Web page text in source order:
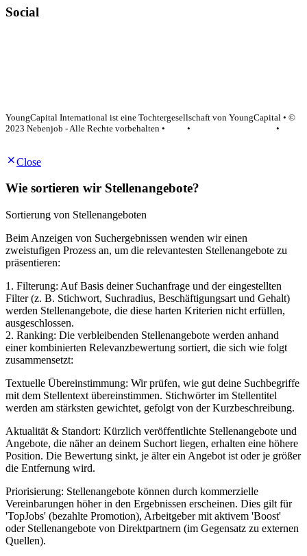
Social
YoungCapital International ist eine Tochtergesellschaft von YoungCapital • ©
2023 Nebenjob - Alle Rechte vorbehalten •
•
•
Close
Wie sortieren wir Stellenangebote?
Sortierung von Stellenangeboten
Beim Anzeigen von Suchergebnissen wenden wir einen
zweistufigen Prozess an, um die relevantesten Stellenangebote zu
präsentieren:
1. Filterung: Auf Basis deiner Suchanfrage und der eingestellten
Filter (z. B. Stichwort, Suchradius, Beschäftigungsart und Gehalt)
werden Stellenangebote, die diese harten Kriterien nicht erfüllen,
ausgeschlossen.
2. Ranking: Die verbleibenden Stellenangebote werden anhand
einer kombinierten Relevanzbewertung sortiert, die sich wie folgt
zusammensetzt:
Textuelle Übereinstimmung: Wir prüfen, wie gut deine Suchbegriffe
mit dem Stellentext übereinstimmen. Stichwörter im Stellentitel
werden am stärksten gewichtet, gefolgt von der Kurzbeschreibung.
Aktualität & Standort: Kürzlich veröffentlichte Stellenangebote und
Angebote, die näher an deinem Suchort liegen, erhalten eine höhere
Position. Die Bewertung sinkt, je älter ein Angebot ist oder je größer
die Entfernung wird.
Priorisierung: Stellenangebote können durch kommerzielle
Vereinbarungen höher in den Ergebnissen erscheinen. Dies gilt für
'TopJobs' (bezahlte Promotion), Arbeitgeber mit aktivem 'Boost'
oder Stellenangebote von Direktpartnern (im Gegensatz zu externen
Quellen).